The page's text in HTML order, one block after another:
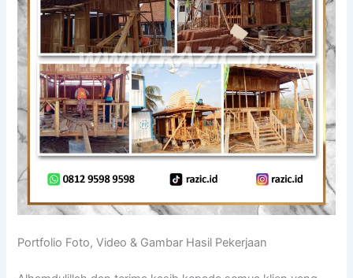
Portfolio Foto, Video & Gambar Hasil Pekerjaan